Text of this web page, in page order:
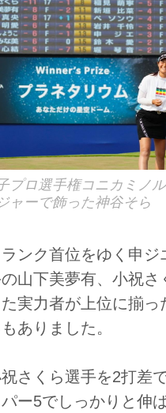
プロ選手権コニカミノ
ャーで飾った神谷そら
ンク首位をゆく申ジ
の山下美夢有、小祝
実力者が上位に揃っ
ありました。
さくら選手を2打差
ー5でしっかりと伸